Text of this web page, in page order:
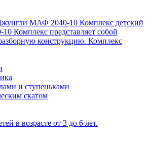
МАФ 2040-10 Комплекс детский
10 Комплекс представляет собой
конструкцию. Комплекс
и ступеньками
скатом
в возрасте от 3 до 6 лет.